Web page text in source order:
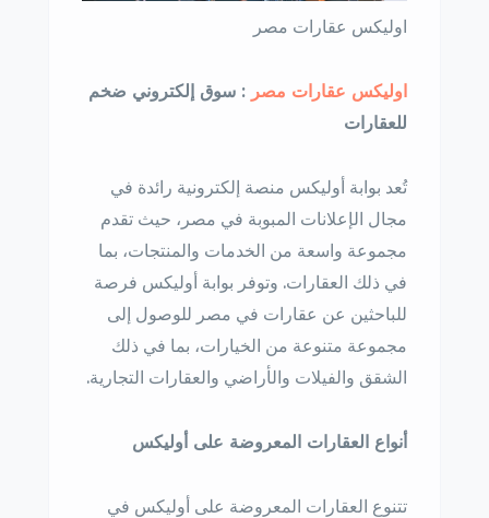
اوليكس عقارات مصر
اوليكس عقارات مصر : سوق إلكتروني ضخم
للعقارات
تُعد بوابة أوليكس منصة إلكترونية رائدة في
مجال الإعلانات المبوبة في مصر، حيث تقدم
مجموعة واسعة من الخدمات والمنتجات، بما
في ذلك العقارات. وتوفر بوابة أوليكس فرصة
للباحثين عن عقارات في مصر للوصول إلى
مجموعة متنوعة من الخيارات، بما في ذلك
الشقق والفيلات والأراضي والعقارات التجارية.
أنواع العقارات المعروضة على أوليكس
تتنوع العقارات المعروضة على أوليكس في